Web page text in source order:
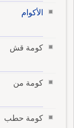
الأكوام
كومة قش
كومة من
كومة حطب